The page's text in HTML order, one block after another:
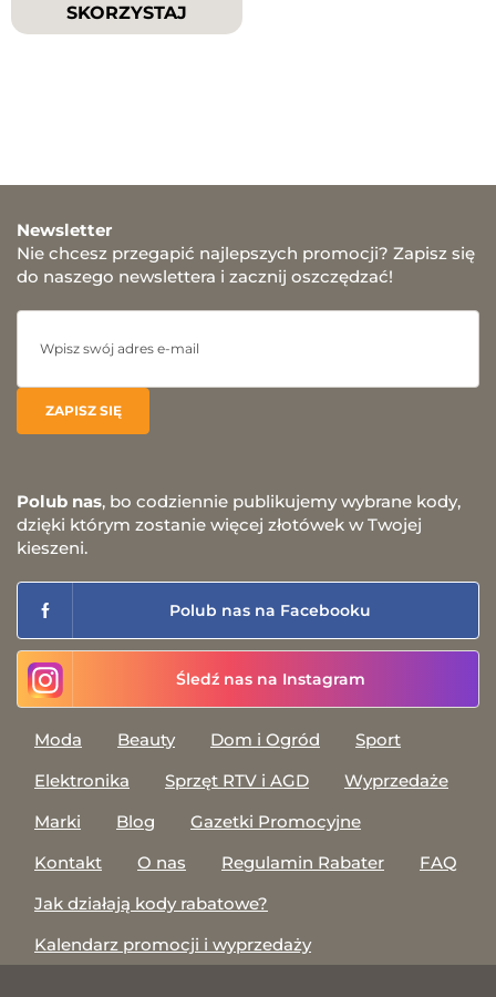
SKORZYSTAJ
Newsletter
Nie chcesz przegapić najlepszych promocji? Zapisz się
do naszego newslettera i zacznij oszczędzać!
Polub nas, bo codziennie publikujemy wybrane kody,
dzięki którym zostanie więcej złotówek w Twojej
kieszeni.
Polub nas na Facebooku
Śledź nas na Instagram
Moda Beauty Dom i Ogród
Sport
Elektronika
Sprzęt RTV i AGD
Wyprzedaże
Marki
Blog
Gazetki Promocyjne
Kontakt
O nas Regulamin Rabater
FAQ
Jak działają kody rabatowe?
Kalendarz promocji i wyprzedaży